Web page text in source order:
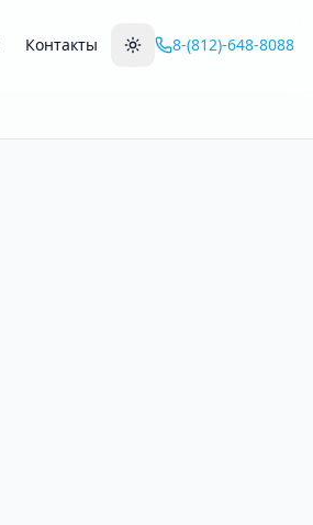
Контакты 8-(812)-648-8088